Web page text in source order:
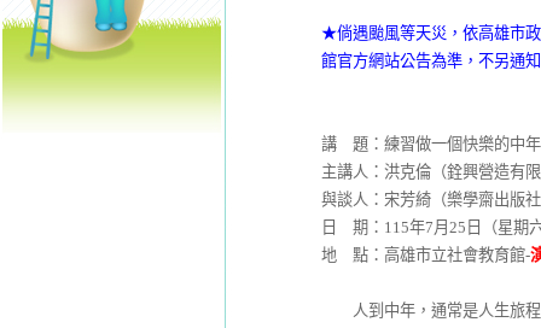
★倘遇颱風等天災，依高雄市
館官方網站公告為準，不另通
講 題：練習做一個快樂的中
主講人：洪克倫（銓興營造有
與談人：宋芳綺（樂學齋出版
日 期：115年7月25日（星期
地 點：高雄市立社會教育館-
人到中年，通常是人生旅程